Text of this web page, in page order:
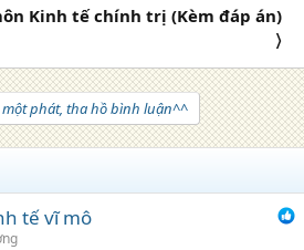
Kinh tế chính trị (Kèm đáp án)
〉
phát, tha hồ bình luận^^
tế vĩ mô